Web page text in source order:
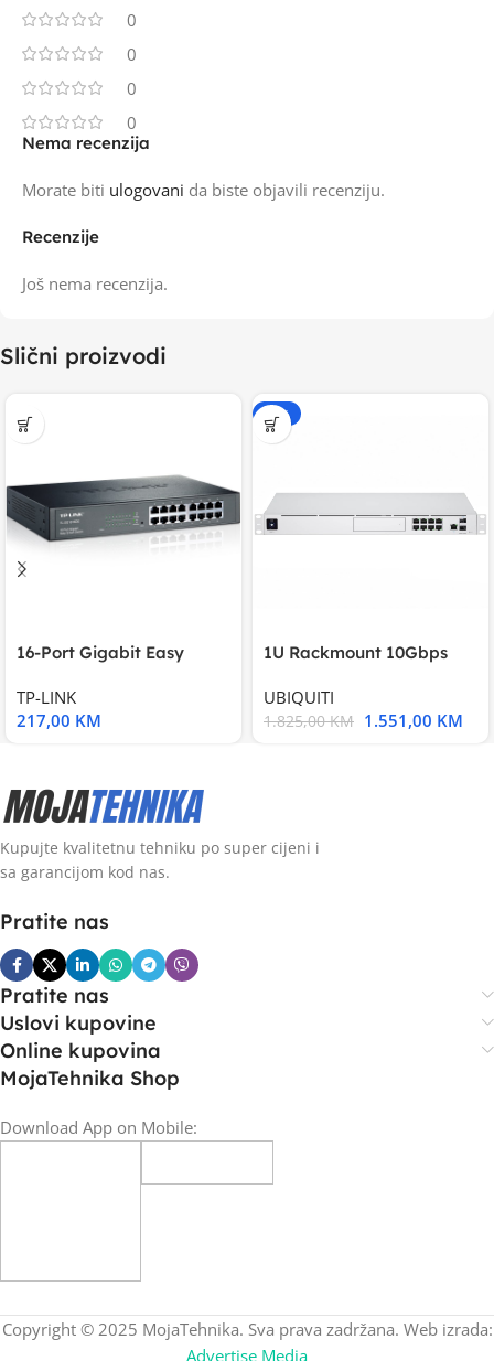
0
0
0
0
Recenzije
Još nema recenzija.
Nema recenzija
Morate biti ulogovani da biste objavili recenziju.
Slični proizvodi
16-Port Gigabit Easy
TP-LINK
217,00 KM
-15%
1U Rackmount 10Gbps
UBIQUITI
1.825,00KM 1.551,00 KM
Kupujte kvalitetnu tehniku po super cijeni i
sa garancijom kod nas.
Pratite nas
Pratite nas
Uslovi kupovine
Online kupovina
MojaTehnika Shop
Download App on Mobile:
Copyright © 2025 MojaTehnika. Sva prava zadržana. Web izrada:
Advertise Media